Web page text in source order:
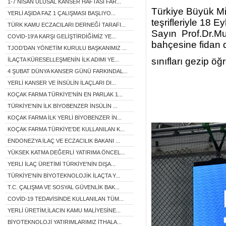
1-7 NİSAN ULUSAL KANSER HAFTASI FAR...
YERLİ AŞIDA FAZ 1 ÇALIŞMASI BAŞLIYO...
TÜRK KAMU ECZACILARI DERNEĞİ TARAFI...
COVID-19'A KARŞI GELİŞTİRDİĞİMİZ YE...
TJOD’DAN YÖNETİM KURULU BAŞKANIMIZ ...
İLAÇTA KÜRESELLEŞMENİN İLK ADIMI YE...
4 ŞUBAT DÜNYA KANSER GÜNÜ FARKINDAL...
YERLİ KANSER VE İNSÜLİN İLAÇLARI DI...
KOÇAK FARMA TÜRKİYE'NİN EN PARLAK 1...
TÜRKİYE’NİN İLK BİYOBENZER İNSÜLİN ...
KOÇAK FARMA İLK YERLİ BİYOBENZER İN...
KOÇAK FARMA TÜRKİYE’DE KULLANILAN K...
ENDONEZYA İLAÇ VE ECZACILIK BAKANI ...
YÜKSEK KATMA DEĞERLİ YATIRIMA ÖNCEL...
YERLİ İLAÇ ÜRETİMİ TÜRKİYE'NİN DIŞA...
TÜRKİYE'NİN BİYOTEKNOLOJİK İLAÇTA Y...
T.C. ÇALIŞMA VE SOSYAL GÜVENLİK BAK...
COVİD-19 TEDAVİSİNDE KULLANILAN TÜM...
YERLİ ÜRETİM,İLACIN KAMU MALİYESİNE...
BİYOTEKNOLOJİ YATIRIMLARIMIZ İTHALA...
Türkiye Büyük
teşrifleriyle 18
Sayın
bahçesine fidan
sınıfları gezip